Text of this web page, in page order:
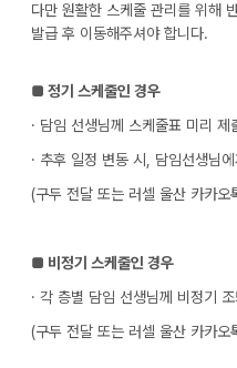
다만 원활한 스케줄 관리를 위해
발급 후 이동해주셔야 합니다.
■ 정기 스케줄인 경우
· 담임 선생님께 스케줄표 미리
· 추후 일정 변동 시, 담임선생님
(구두 전달 또는 러셀 울산 카카
■ 비정기 스케줄인 경우
· 각 층별 담임 선생님께 비정기
(구두 전달 또는 러셀 울산 카카